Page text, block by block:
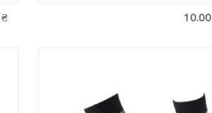
₴ 10.00